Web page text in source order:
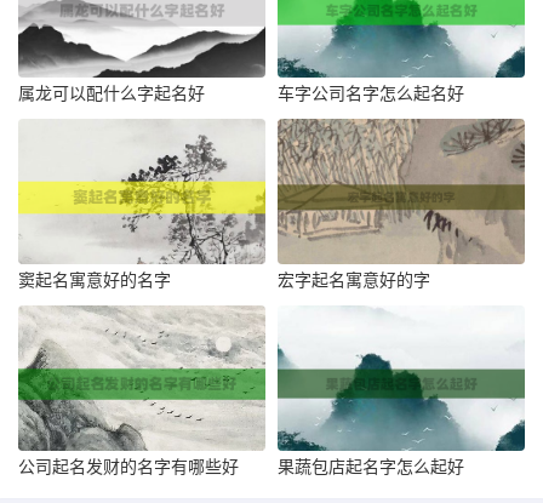
属龙可以配什么字起名好 车字公司名字怎么起名好
窦起名寓意好的名字 宏字起名寓意好的字
公司起名发财的名字有哪些好 果蔬包店起名字怎么起好